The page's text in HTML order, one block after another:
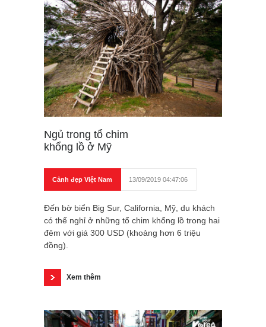
Ngủ trong tổ chim
khổng lồ ở Mỹ
Cảnh đẹp Việt Nam 13/09/2019 04:47:06
Đến bờ biển Big Sur, California, Mỹ, du khách
có thể nghỉ ở những tổ chim khổng lồ trong hai
đêm với giá 300 USD (khoảng hơn 6 triệu
đồng).
Xem thêm